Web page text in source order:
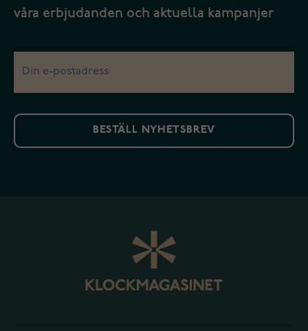
våra erbjudanden och aktuella kampanjer
BESTÄLL NYHETSBREV